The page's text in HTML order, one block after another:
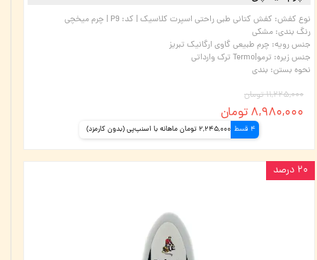
نوع کفش: کفش کتانی طبی راحتی اسپرت کلاسیک | کد: P9 | چرم میخچی
رنگ بندی: مشکی
جنس رویه: چرم طبیعی گاوی ارگانیک تبریز
جنس زیره: ترمو|Termo ترک وارداتی
نحوه بستن: بندی
۱۱,۲۲۵,۰۰۰ تومان
۸,۹۸۰,۰۰۰ تومان
4 قسط 2,245,000 تومان ماهانه با اسنپ‌پی (بدون کارمزد)
۲۰ درصد